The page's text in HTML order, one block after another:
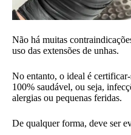
Não há muitas
uso das extensões de unhas.
No entanto, o ideal é
100% saudável, ou seja,
alergias ou pequenas feridas.
De qualquer forma, deve ser